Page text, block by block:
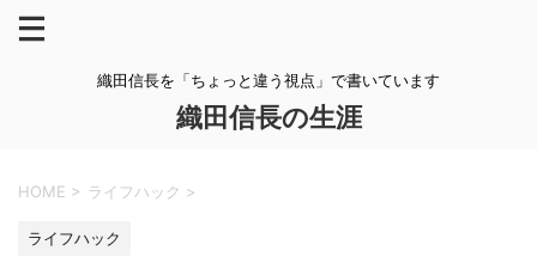
織田信長を「ちょっと違う視点」で書いています
織田信長の生涯
HOME > ライフハック >
ライフハック